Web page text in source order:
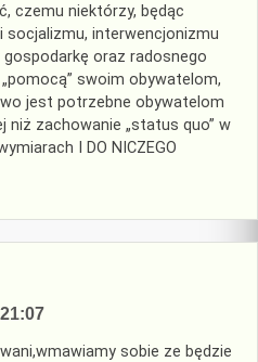
czemu niektórzy, będąc
socjalizmu, interwencjonizmu
oraz radosnego
swoim obywatelom,
jest potrzebne obywatelom
niż zachowanie „status quo” w
I DO NICZEGO
sobie ze będzie